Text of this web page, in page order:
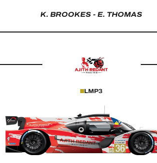
K. BROOKES - E. THOMAS
LMP3